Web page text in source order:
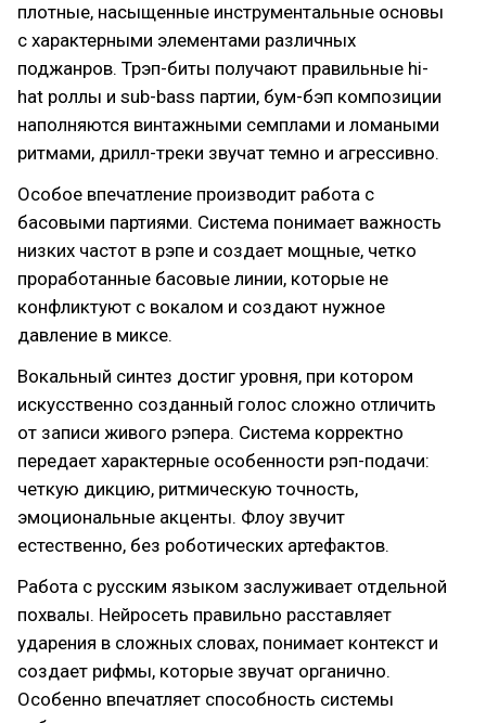
плотные, насыщенные инструментальные основы
с характерными элементами различных
поджанров. Трэп-биты получают правильные hi-
hat роллы и sub-bass партии, бум-бэп композиции
наполняются винтажными семплами и ломаными
ритмами, дрилл-треки звучат темно и агрессивно.
Особое впечатление производит работа с
басовыми партиями. Система понимает важность
низких частот в рэпе и создает мощные, четко
проработанные басовые линии, которые не
конфликтуют с вокалом и создают нужное
давление в миксе.
Вокальный синтез достиг уровня, при котором
искусственно созданный голос сложно отличить
от записи живого рэпера. Система корректно
передает характерные особенности рэп-подачи:
четкую дикцию, ритмическую точность,
эмоциональные акценты. Флоу звучит
естественно, без роботических артефактов.
Работа с русским языком заслуживает отдельной
похвалы. Нейросеть правильно расставляет
ударения в сложных словах, понимает контекст и
создает рифмы, которые звучат органично.
Особенно впечатляет способность системы